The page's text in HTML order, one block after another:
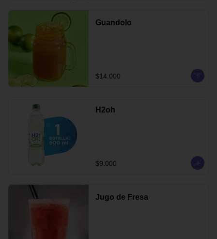
Guandolo
$14.000
H2oh
$9.000
Jugo de Fresa